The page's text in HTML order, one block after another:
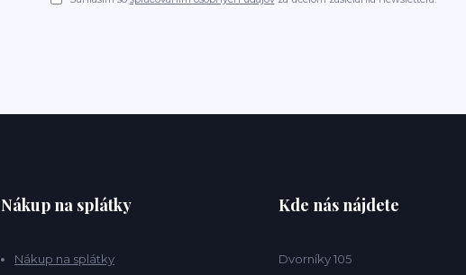
Nákup na splátky
Nákup na splátky
Kde nás nájdete
Dvorníky 105